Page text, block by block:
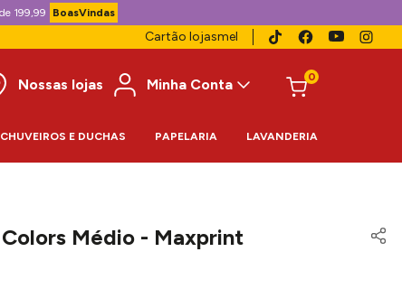
199,99 BoasVindas
Cartão lojasmel
Nossas lojas
Minha Conta 0
CHUVEIROS E DUCHAS PAPELARIA LAVANDERIA
Médio - Maxprint